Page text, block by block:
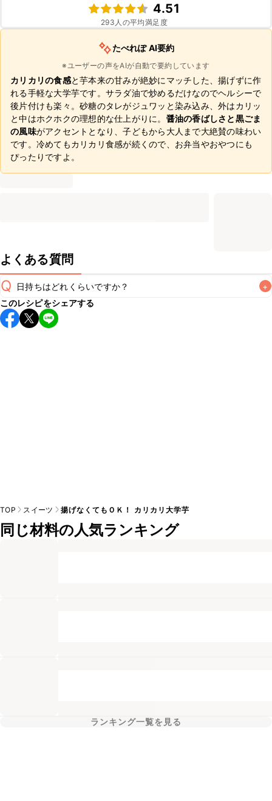
4.51
293 人の平均満足度
たべれぽ AI要約
※ユーザーの声をAIが自動で要約しています
カリカリの食感と芋本来の甘みが絶妙にマッチした、揚げずに作
れる手軽な大学芋です。サラダ油で炒めるだけなのでヘルシーで
後片付けも楽々。砂糖のタレがジュワッと染み込み、外はカリッ
と中はホクホクの理想的な仕上がりに。 醤油の香ばしさと黒ごま
の風味がアクセントとなり、子どもから大人まで大絶賛の味わい
です。冷めてもカリカリ食感が続くので、お弁当やおやつにも
ぴったりですよ。
よくある質問
Q 日持ちはどれくらいですか？ +
保存期間は冷蔵で翌日中が目安です。なるべくお早めにお召
し上がりください。
このレシピをシェアする
TOP スイーツ 揚げなくてもＯＫ！ カリカリ大学芋
同じ材料の人気ランキング
ランキング一覧を見る